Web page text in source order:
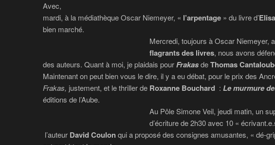
Avec,
mardi, à la médiathèque Oscar Niemeyer, « l’arpentage» du livre d’
bien marché.
Mercredi, toujours à Oscar Niemeyer,
flagrants des livres, nous avons
des auteurs. Quant à moi, je plaidais pourFrakasdeThomas
Maintenant on peut bien vous le dire, il y a eu débat, pour le prix des
Frakas, justement, et le thriller de Roxanne Bouchard : Le murmure
éditions de l’Aube.
Au Pôle Simone Veil, jeudi matin, un
d’écriture de 2h30 avec 10 «
l’auteur David Coulonqui a proposé des consignes amusantes, « dé-